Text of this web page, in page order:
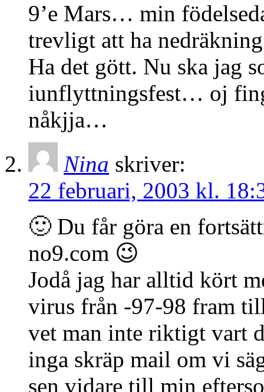
9’e Mars… min
trevligt att ha
Ha det gött. Nu ska jag
iunflyttningsfest… oj
nåkjja…
Nina skriver:
22 februari, 2003 kl.
🙂 Du får göra en
no9.com 😉
Jodå jag har alltid kört
virus från -97-98 fram
vet man inte riktigt vart
inga skräp mail om vi
sen vidare till min